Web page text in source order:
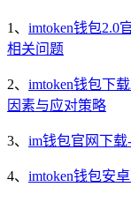
1、 imtoken钱包2.0
相关问题
2、 imtoken钱包下
因素与应对策略
3、 im钱包官网下载
4、 imtoken钱包安